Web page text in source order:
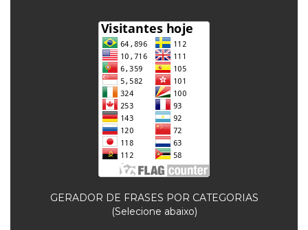
GERADOR DE FRASES POR CATEGORIAS
(Selecione abaixo)